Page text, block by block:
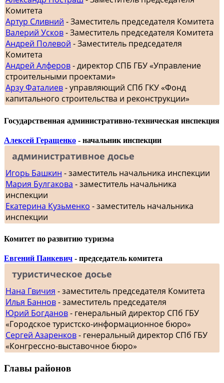
Комитета
Артур Сливний - Заместитель председателя Комитета
Валерий Усков- Заместитель председателя Комитета
Андрей Полевой - Заместитель председателя
Комитета
Андрей Алферов- директор СПБ ГБУ «Управление
строительными проектами»
Арзу Фаталиев- управляющий СПб ГКУ «Фонд
капитального строительства и реконструкции»
Государственная административно-техническая инспекция
Алексей Геращенко - начальник инспекции
административное досье
Игорь Башкин - заместитель начальника инспекции
Мария Булгакова - заместитель начальника
инспекции
Екатерина Кузьменко - заместитель начальника
инспекции
Комитет по развитию туризма
Евгений Панкевич - председатель комитета
туристическое досье
Нана Гвичия - заместитель председателя Комитета
Илья Баннов- заместитель председателя
Юрий Богданов- генеральный директор СПб ГБУ
«Городское туристско-информационное бюро»
Сергей Азаренков- генеральный директор СПб ГБУ
«Конгрессно-выставочное бюро»
Главы районов